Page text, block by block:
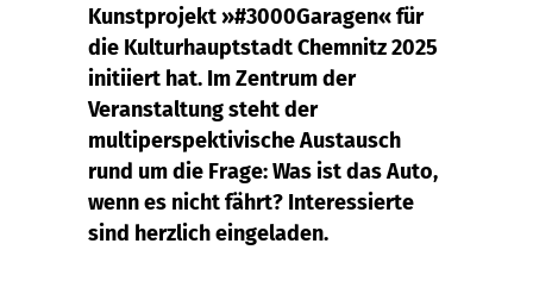
Kunstprojekt »#3000Garagen« für
die Kulturhauptstadt Chemnitz 2025
initiiert hat. Im Zentrum der
Veranstaltung steht der
multiperspektivische Austausch
rund um die Frage: Was ist das Auto,
wenn es nicht fährt? Interessierte
sind herzlich eingeladen.